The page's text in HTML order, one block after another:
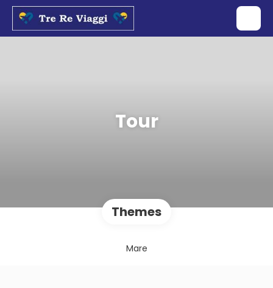
Tour
Themes
Mare